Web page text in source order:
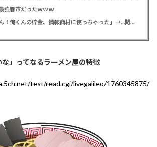
強都市だったｗｗｗ
【悲報】彼女「ごめん！俺くんの貯金、情報商材に使っちゃった」→…問い詰めたらギャン泣きされたんだが俺が悪いのか？
な」ってなるラーメン屋の特徴
test/read.cgi/livegalileo/1760345875/